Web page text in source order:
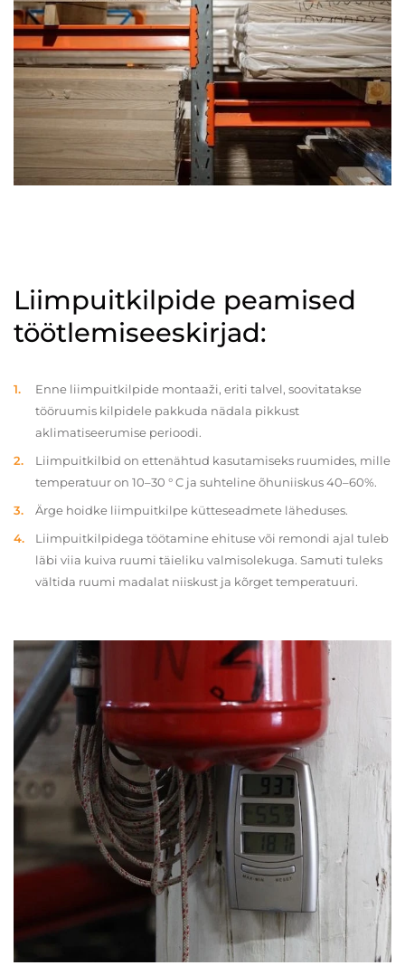
Liimpuitkilpide peamised
töötlemiseeskirjad:
Enne liimpuitkilpide montaaži, eriti talvel, soovitatakse
tööruumis kilpidele pakkuda nädala pikkust
aklimatiseerumise perioodi.
Liimpuitkilbid on ettenähtud kasutamiseks ruumides, mille
temperatuur on 10–30 ° C ja suhteline õhuniiskus 40–60%.
Ärge hoidke liimpuitkilpe kütteseadmete läheduses.
Liimpuitkilpidega töötamine ehituse või remondi ajal tuleb
läbi viia kuiva ruumi täieliku valmisolekuga. Samuti tuleks
vältida ruumi madalat niiskust ja kõrget temperatuuri.